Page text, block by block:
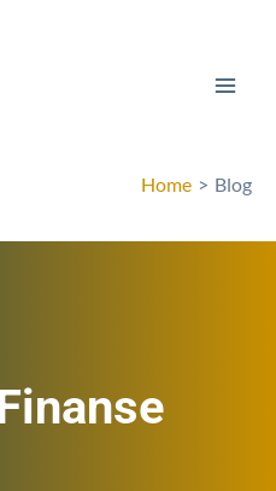
Home Blog